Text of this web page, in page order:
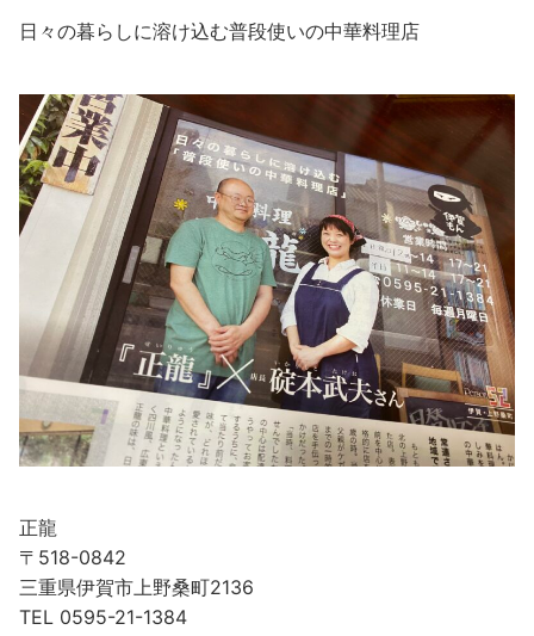
日々の暮らしに溶け込む普段使いの中華料理店
正龍
〒518-0842
三重県伊賀市上野桑町2136
TEL 0595-21-1384